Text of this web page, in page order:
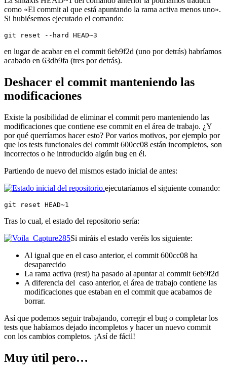
como «El commit al que está apuntando la rama activa menos uno».
Si hubiésemos ejecutado el comando:
git reset --hard HEAD~3
en lugar de acabar en el commit 6eb9f2d (uno por detrás) habríamos
acabado en 63db9fa (tres por detrás).
Deshacer el commit manteniendo las
modificaciones
Existe la posibilidad de eliminar el commit pero manteniendo las
modificaciones que contiene ese commit en el área de trabajo. ¿Y
por qué querríamos hacer esto? Por varios motivos, por ejemplo por
que los tests funcionales del commit 600cc08 están incompletos, son
incorrectos o he introducido algún bug en él.
Partiendo de nuevo del mismos estado inicial de antes:
ejecutaríamos el siguiente comando:
git reset HEAD~1
Tras lo cual, el estado del repositorio sería:
Si miráis el estado veréis los siguiente:
Al igual que en el caso anterior, el commit 600cc08 ha
desaparecido
La rama activa (rest) ha pasado al apuntar al commit 6eb9f2d
A diferencia del caso anterior, el área de trabajo contiene las
modificaciones que estaban en el commit que acabamos de
borrar.
Así que podemos seguir trabajando, corregir el bug o completar los
tests que habíamos dejado incompletos y hacer un nuevo commit
con los cambios completos. ¡Así de fácil!
Muy útil pero…